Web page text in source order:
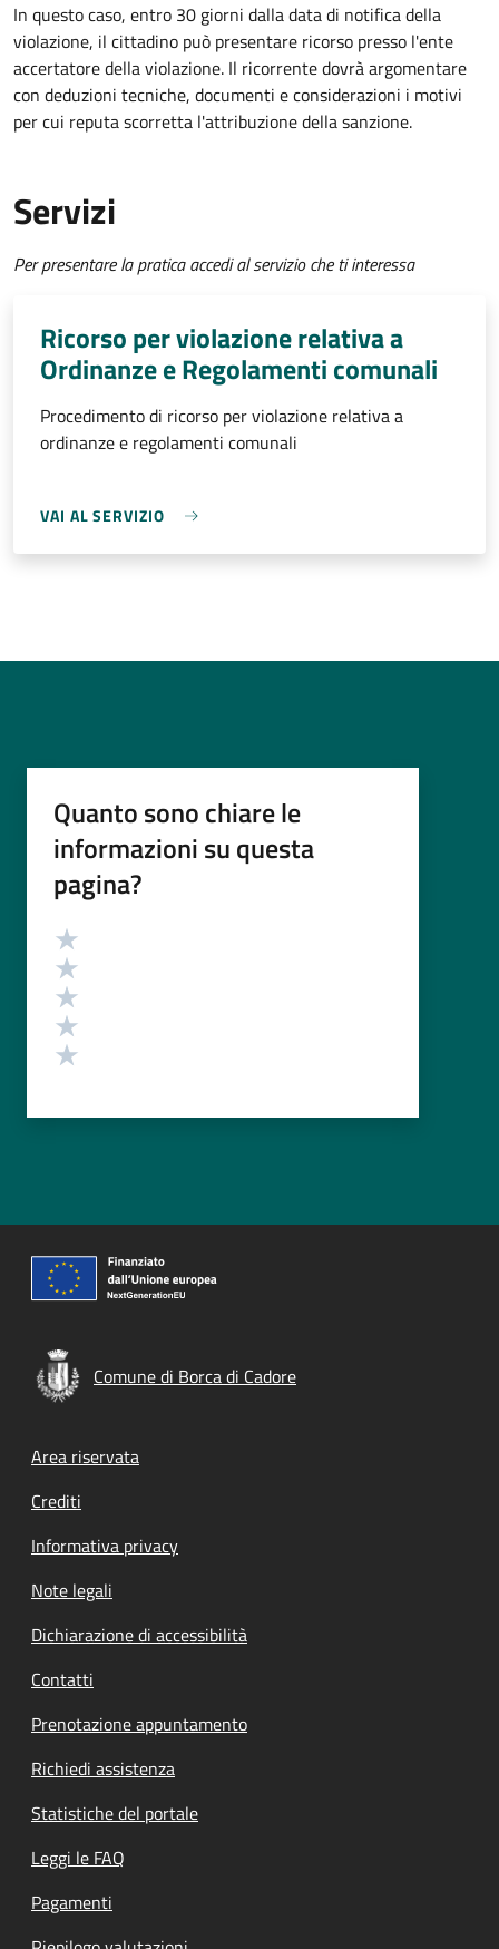
In questo caso, entro 30 giorni dalla data di notifica della
violazione, il cittadino può presentare ricorso presso l'ente
accertatore della violazione. Il ricorrente dovrà argomentare
con deduzioni tecniche, documenti e considerazioni i motivi
per cui reputa scorretta l'attribuzione della sanzione.
Servizi
Per presentare la pratica accedi al servizio che ti interessa
Ricorso per violazione relativa a
Ordinanze e Regolamenti comunali
Procedimento di ricorso per violazione relativa a
ordinanze e regolamenti comunali
VAI AL SERVIZIO
Quanto sono chiare le
informazioni su questa
pagina?
Valutazione
Comune di Borca di Cadore
Footer menu
Area riservata
Crediti
Informativa privacy
Note legali
Dichiarazione di accessibilità
Contatti
Prenotazione appuntamento
Richiedi assistenza
Statistiche del portale
Leggi le FAQ
Pagamenti